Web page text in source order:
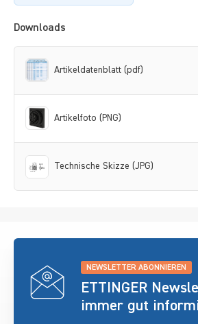
Downloads
Artikeldatenblatt (pdf)
Artikelfoto (PNG)
Technische Skizze (JPG)
NEWSLETTER ABONNIEREN
ETTINGER
immer gut